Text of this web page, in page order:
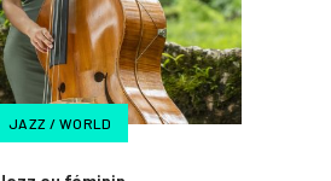
JAZZ / WORLD